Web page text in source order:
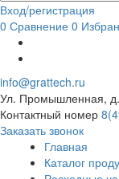
Вход/регистрация
0 Сравнение 0
info@grattech.ru
Ул. Промышленная,
Контактный номер
Заказать звонок
Главная
Каталог